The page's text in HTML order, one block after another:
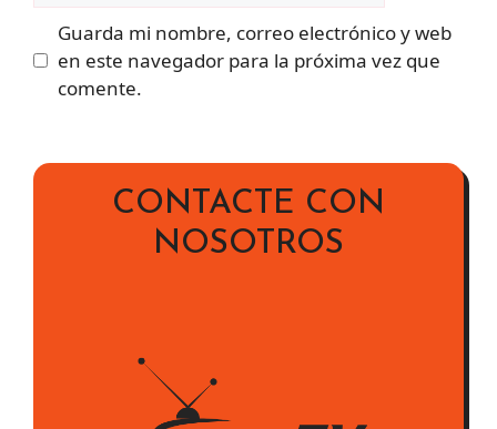
Guarda mi nombre, correo electrónico y web
en este navegador para la próxima vez que
comente.
CONTACTE CON
NOSOTROS